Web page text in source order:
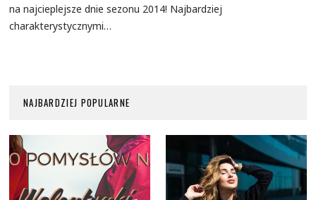
na najcieplejsze dnie sezonu 2014! Najbardziej
charakterystycznymi…
NAJBARDZIEJ POPULARNE